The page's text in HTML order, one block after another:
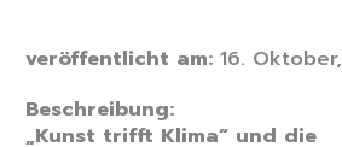
veröffentlicht am:16.
Beschreibung:
„Kunst trifft Klima“ und die